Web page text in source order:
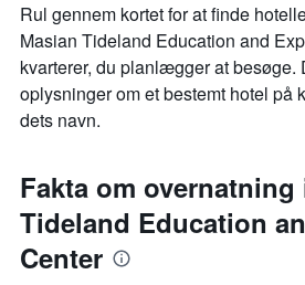
Rul gennem kortet for at finde
Masian Tideland Education and
kvarterer, du planlægger at besøge.
oplysninger om et bestemt hotel på
dets navn.
Fakta om overnatning
Tideland Education
Center